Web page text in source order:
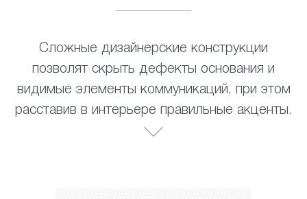
Сложные дизайнерские конструкции
позволят скрыть дефекты основания и
видимые элементы коммуникаций, при этом
расставив в интерьере правильные акценты.